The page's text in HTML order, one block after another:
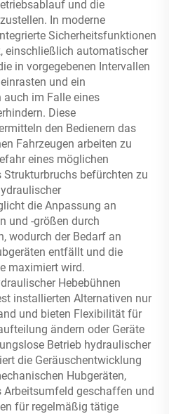
und die
In moderne
Sicherheitsfunktionen
einschließlich automatischer
in vorgegebenen Intervallen
und ein
im Falle eines
Diese
den Bedienern das
Fahrzeugen arbeiten zu
eines möglichen
Strukturbruchs befürchten zu
die Anpassung an
und -größen durch
wodurch der Bedarf an
entfällt und die
maximiert wird.
Hebebühnen
installierten Alternativen nur
und bieten Flexibilität für
ändern oder Geräte
Betrieb hydraulischer
die Geräuschentwicklung
Hubgeräten,
Arbeitsumfeld geschaffen und
für regelmäßig tätige